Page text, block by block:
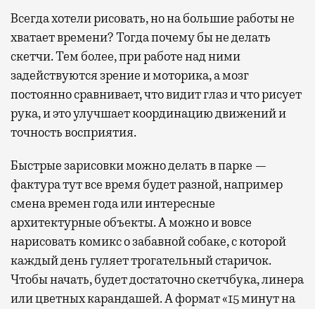
Всегда хотели рисовать, но на большие работы не
хватает времени? Тогда почему бы не делать
скетчи. Тем более, при работе над ними
задействуются зрение и моторика, а мозг
постоянно сравнивает, что видит глаз и что рисует
рука, и это улучшает координацию движений и
точность восприятия.
Быстрые зарисовки можно делать в парке —
фактура тут все время будет разной, например
смена времен года или интересные
архитектурные объекты. А можно и вовсе
нарисовать комикс о забавной собаке, с которой
каждый день гуляет трогательный старичок.
Чтобы начать, будет достаточно скетчбука, линера
или цветных карандашей. А формат «15 минут на